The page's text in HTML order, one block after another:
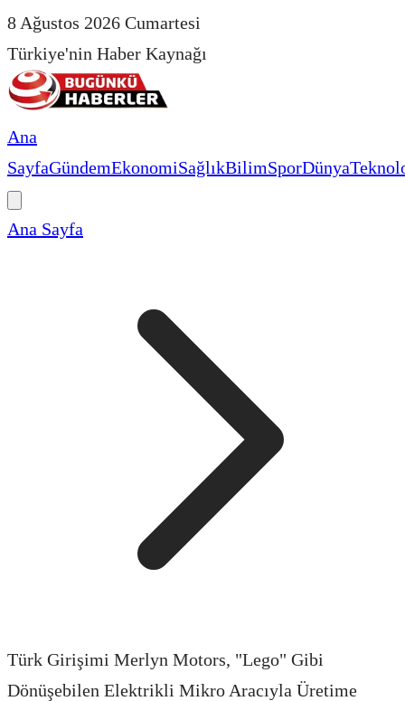
8 Ağustos 2026 Cumartesi
Türkiye'nin Haber Kaynağı
Ana
SayfaGündemEkonomiSağlıkBilimSporDünya
Ana Sayfa
Türk Girişimi Merlyn Motors, "Lego" Gibi
Dönüşebilen Elektrikli Mikro Aracıyla Üretime